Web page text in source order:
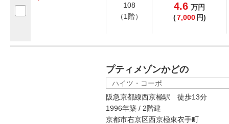
108
（1階）
4.6 万円
(7,000 円)
プティメゾンかどの
ハイツ・コーポ
阪急京都線西京極駅 徒歩13分
1996年築 / 2階建
京都市右京区西京極東衣手町